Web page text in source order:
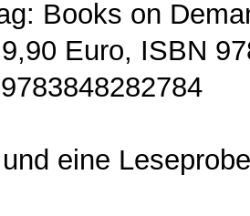
Books on
Euro, ISBN
eine